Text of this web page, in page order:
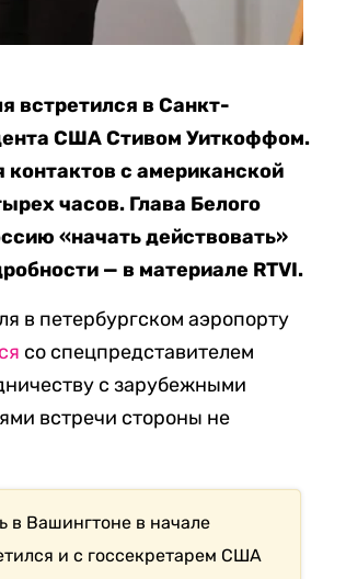
встретился в Санкт-
США Стивом Уиткоффом.
контактов с американской
часов. Глава Белого
«начать действовать»
— в материале RTVI.
в петербургском аэропорту
со спецпредставителем
с зарубежными
встречи стороны не
в Вашингтоне в начале
и с госсекретарем США